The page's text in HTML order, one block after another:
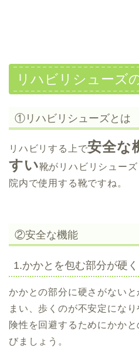
リハビリシューズ
①リハビリシューズとは
リハビリする上で安全な
すい靴がリハビリシュー
院内で使用する靴ですね。
②安全な機能
1.かかとを包む部分が硬
かかとの部分に硬さがない
まい、歩くのが不安定にな
険性を回避するためにかか
びましょう。